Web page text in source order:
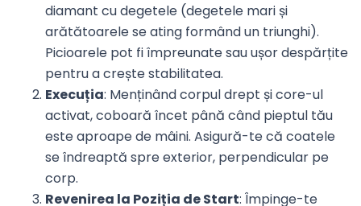
diamant cu degetele (degetele mari și
arătătoarele se ating formând un triunghi).
Picioarele pot fi împreunate sau ușor despărțite
pentru a crește stabilitatea.
Execuția: Menținând corpul drept și core-ul
activat, coboară încet până când pieptul tău
este aproape de mâini. Asigură-te că coatele
se îndreaptă spre exterior, perpendicular pe
corp.
Revenirea la Poziția de Start: Împinge-te